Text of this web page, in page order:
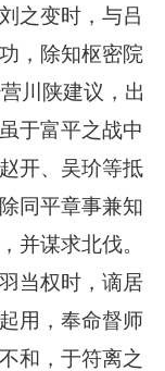
之变时，与吕
，除知枢密院
川陕建议，出
于富平之战中
开、吴玠等抵
同平章事兼知
并谋求北伐。
当权时，谪居
用，奉命督师
和，于符离之